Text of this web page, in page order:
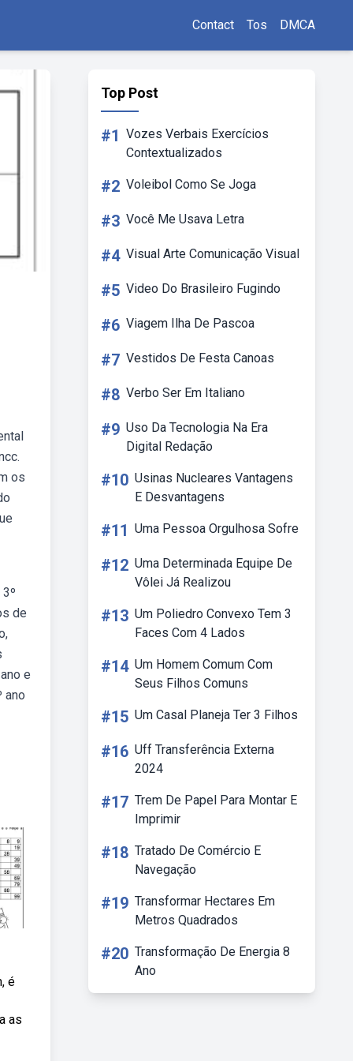
Contact Tos DMCA
os
de
e
ano
é
as
Top Post
#1 Vozes Verbais Exercícios
Contextualizados
#2 Voleibol Como Se Joga
#3 Você Me Usava Letra
#4 Visual Arte Comunicação Visual
#5 Video Do Brasileiro Fugindo
#6 Viagem Ilha De Pascoa
#7 Vestidos De Festa Canoas
#8 Verbo Ser Em Italiano
#9 Uso Da Tecnologia Na Era
Digital Redação
#10 Usinas Nucleares Vantagens
E Desvantagens
#11 Uma Pessoa Orgulhosa Sofre
#12 Uma Determinada Equipe De
Vôlei Já Realizou
#13 Um Poliedro Convexo Tem 3
Faces Com 4 Lados
#14 Um Homem Comum Com
Seus Filhos Comuns
#15 Um Casal Planeja Ter 3 Filhos
#16 Uff Transferência Externa
2024
#17 Trem De Papel Para Montar E
Imprimir
#18 Tratado De Comércio E
Navegação
#19 Transformar Hectares Em
Metros Quadrados
#20 Transformação De Energia 8
Ano